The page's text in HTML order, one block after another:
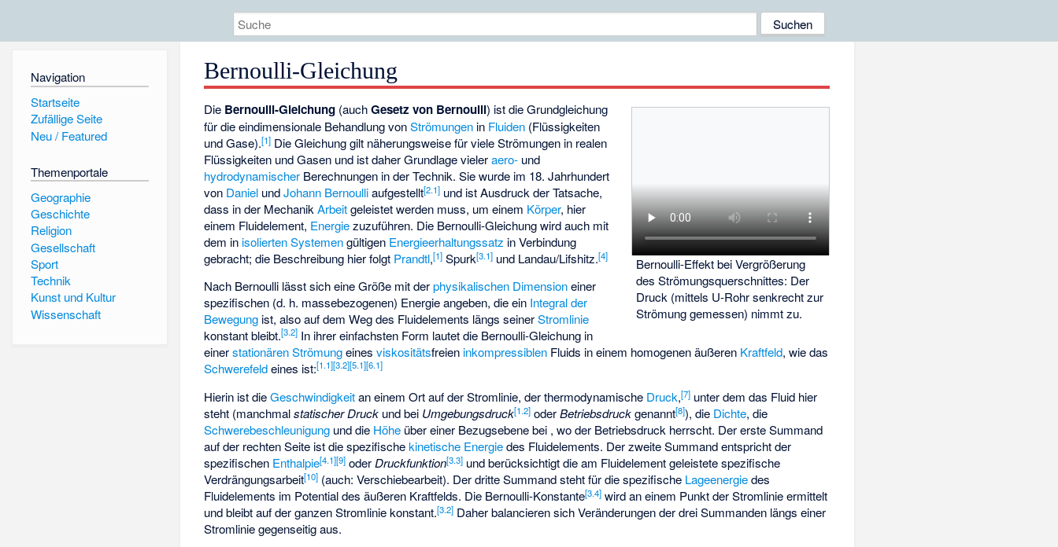
Navigation
Startseite
Zufällige Seite
Neu / Featured
Themenportale
Geographie
Geschichte
Religion
Gesellschaft
Sport
Technik
Kunst und Kultur
Wissenschaft
Bernoulli-Gleichung
Bernoulli-Effekt bei Vergrößerung
des Strömungsquerschnittes: Der
Druck (mittels U-Rohr senkrecht zur
Strömung gemessen) nimmt zu.
Die Bernoulli-Gleichung (auchGesetz von Bernoulli) ist die Grundgleichung
für die eindimensionale Behandlung vonStrömungen in Fluiden (Flüssigkeiten
und Gase).[1] Die Gleichung gilt näherungsweise für viele Strömungen in realen
Flüssigkeiten und Gasen und ist daher Grundlage vieleraero- und
hydrodynamischer Berechnungen in der Technik. Sie wurde im 18. Jahrhundert
von Daniel undJohann Bernoulliaufgestellt[2.1] und ist Ausdruck der Tatsache,
dass in der MechanikArbeitgeleistet werden muss, um einem Körper, hier
einem Fluidelement, Energiezuzuführen. Die Bernoulli-Gleichung wird auch mit
dem in isolierten Systemengültigen Energieerhaltungssatz in Verbindung
gebracht; die Beschreibung hier folgt Prandtl,[1] Spurk[3.1] und Landau/Lifshitz.[4]
Nach Bernoulli lässt sich eine Größe mit derphysikalischen Dimensioneiner
spezifischen (d. h. massebezogenen) Energie angeben, die ein Integral der
Bewegung ist, also auf dem Weg des Fluidelements längs seinerStromlinie
konstant bleibt.[3.2] In ihrer einfachsten Form lautet die Bernoulli-Gleichung in
einerstationären Strömungeinesviskositäts­freien inkompressiblen Fluids in einem homogenen äußeren Kraftfeld, wie das
Schwerefeldeines ist:[1.1][3.2][5.1][6.1]
Hierin istdieGeschwindigkeitan einem Ort auf der Stromlinie,der thermodynamische Druck,[7] unter dem das Fluid hier
steht (manchmalstatischer Druck und bei Umgebungsdruck[1.2] oderBetriebsdruckgenannt[8]),die Dichte,die
Schwerebeschleunigung unddie Höhe über einer Bezugsebene bei , wo der Betriebsdruck herrscht. Der erste Summand
auf der rechten Seite ist die spezifischekinetische Energiedes Fluidelements. Der zweite Summand entspricht der
spezifischen Enthalpie[4.1][9] oderDruckfunktion[3.3] und berücksichtigt die am Fluidelement geleistete spezifische
Verdrängungsarbeit[10] (auch: Verschiebearbeit). Der dritte Summand steht für die spezifische Lageenergiedes
Fluidelements im Potential des äußeren Kraftfelds. Die Bernoulli-Konstante[3.4] wird an einem Punkt der Stromlinie ermittelt
und bleibt auf der ganzen Stromlinie konstant.[3.2] Daher balancieren sich Veränderungen der drei Summanden längs einer
Stromlinie gegenseitig aus.